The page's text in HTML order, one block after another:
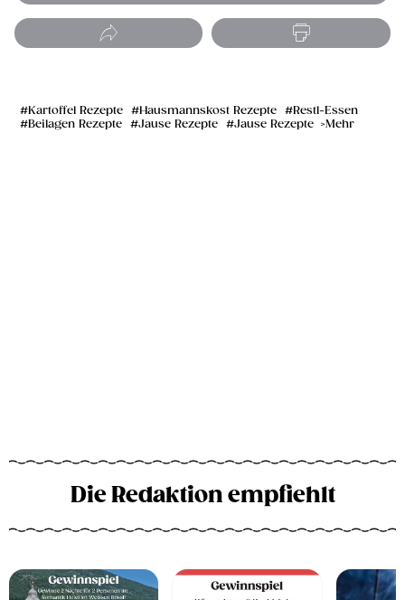
Kartoffel Rezepte Hausmannskost Rezepte
Restl-Essen
Beilagen Rezepte
Jause Rezepte Jause Rezepte Mehr
Die Redaktion empfiehlt